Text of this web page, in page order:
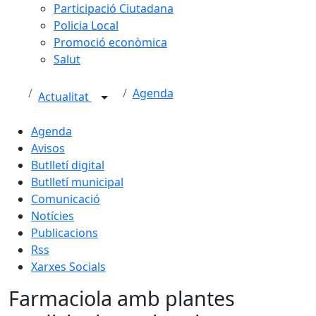
Participació Ciutadana
Policia Local
Promoció econòmica
Salut
Actualitat Agenda
Agenda
Avisos
Butlletí digital
Butlletí municipal
Comunicació
Notícies
Publicacions
Rss
Xarxes Socials
Farmaciola amb plantes